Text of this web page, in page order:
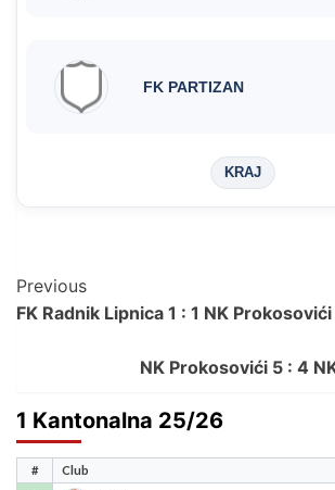
FK PARTIZAN
KRAJ
Post
Navigation
Previous
FK Radnik Lipnica 1 : 1 NK Prokosovići
NK Prokosovići 5 : 4
1 Kantonalna 25/26
# Club